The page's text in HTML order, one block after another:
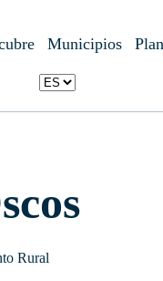
Municipios
Rural